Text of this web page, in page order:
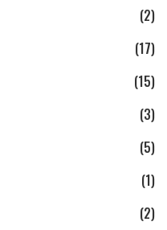
(2)
(17)
(15)
(3)
(5)
(1)
(2)